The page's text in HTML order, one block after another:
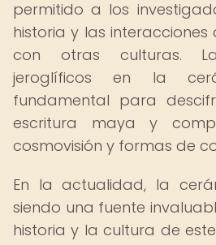
permitido a los
historia y las interacciones
con otras culturas.
jeroglíficos en la
fundamental para
escritura maya y
cosmovisión y formas de
En la actualidad, la
siendo una fuente
historia y la cultura de